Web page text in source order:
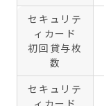
セキュリテ
ィカード
初回貸与枚
数
セキュリテ
ィカード